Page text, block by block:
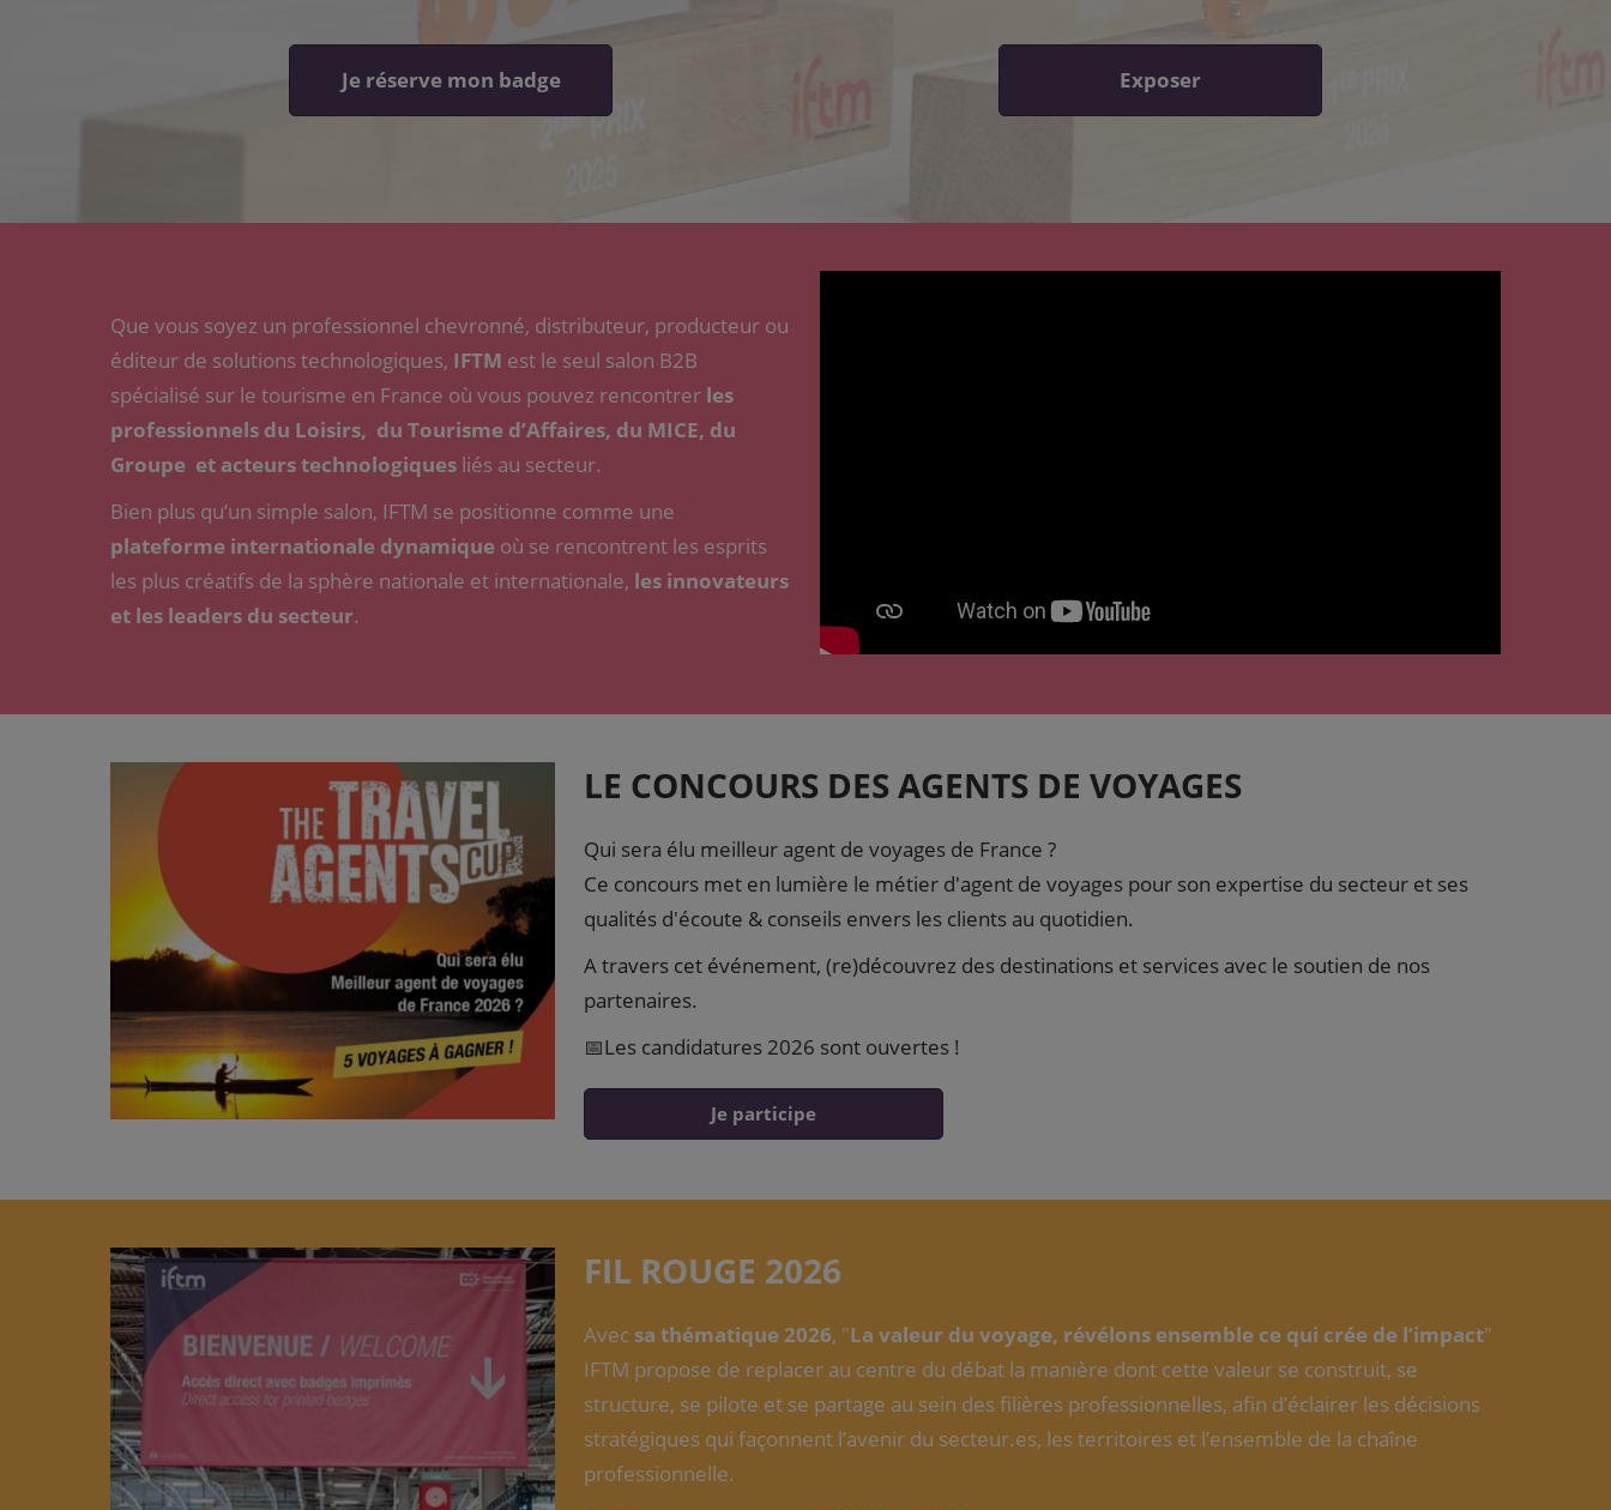
French
Travel Je réserve mon badge Exposer
Que vous soyez un professionnel chevronné, distributeur, producteur ou
éditeur de solutions technologiques, IFTM est le seul salon B2B
spécialisé sur le tourisme en France où vous pouvez rencontrer les
professionnels du Loisirs, du Tourisme d’Affaires, du MICE, du
Groupe et acteurs technologiques liés au secteur.
Bien plus qu’un simple salon, IFTM se positionne comme une
plateforme internationale dynamique où se rencontrent les esprits
les plus créatifs de la sphère nationale et internationale, les innovateurs
et les leaders du secteur.
LE CONCOURS DES AGENTS DE VOYAGES
Qui sera élu meilleur agent de voyages de France ?
Ce concours met en lumière le métier d'agent de voyages pour son expertise du secteur et ses
qualités d'écoute & conseils envers les clients au quotidien.
A travers cet événement, (re)découvrez des destinations et services avec le soutien de nos
partenaires.
📅Les candidatures 2026 sont ouvertes !
Je participe
FIL ROUGE 2026
Avec sa thématique 2026, "La valeur du voyage, révélons ensemble ce qui crée de l’impact"
IFTM propose de replacer au centre du débat la manière dont cette valeur se construit, se
structure, se pilote et se partage au sein des filières professionnelles, afin d’éclairer les décisions
stratégiques qui façonnent l’avenir du secteur.es, les territoires et l’ensemble de la chaîne
professionnelle.